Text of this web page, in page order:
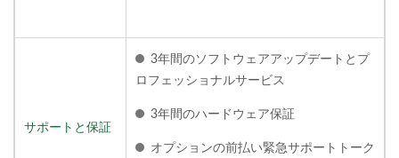
サポートと保証
3年間のソフトウェアアップデートとプ
ロフェッショナルサービス
3年間のハードウェア保証
オプションの前払い緊急サポートトーク